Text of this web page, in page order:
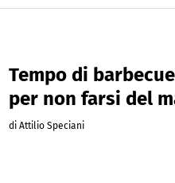
Tempo di
per non farsi del
di Attilio Speciani